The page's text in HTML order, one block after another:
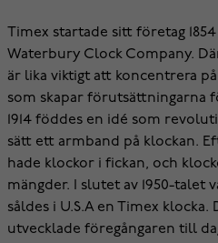
Timex startade sitt företag
Waterbury Clock Company.
är lika viktigt att koncentrera
som skapar förutsättningarna
1914 föddes en idé som
sätt ett armband på klockan.
hade klockor i fickan, och
mängder. I slutet av 1950-talet
såldes i U.S.A en Timex
utvecklade föregångaren till